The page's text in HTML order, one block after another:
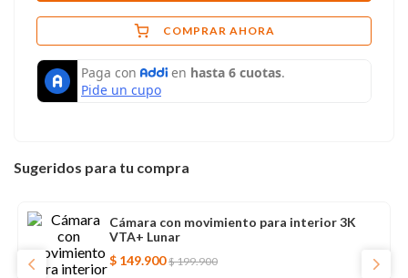
COMPRAR AHORA
Sugeridos para tu compra
Cámara con movimiento para interior 3K
VTA+ Lunar
$ 149.900 $199.900